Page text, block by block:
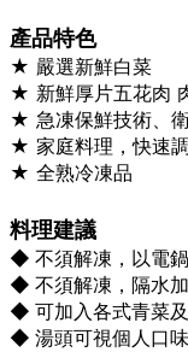
產品特色
★ 嚴選新鮮白菜
★ 新鮮厚片五花肉
★ 急凍保鮮技術、
★ 家庭料理，快速
★ 全熟冷凍品
料理建議
◆ 不須解凍，以電
◆ 不須解凍，隔水
◆ 可加入各式青菜
◆ 湯頭可視個人口